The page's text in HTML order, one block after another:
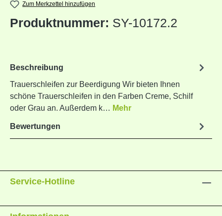
Zum Merkzettel hinzufügen
Produktnummer: SY-10172.2
Beschreibung
Trauerschleifen zur Beerdigung Wir bieten Ihnen
schöne Trauerschleifen in den Farben Creme, Schilf
oder Grau an. Außerdem k… Mehr
Bewertungen
Service-Hotline